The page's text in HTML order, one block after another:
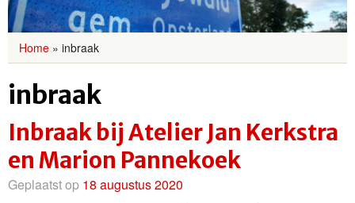
Home » inbraak
inbraak
Inbraak bij Atelier Jan Kerkstra
en Marion Pannekoek
Geplaatst op 18 augustus 2020